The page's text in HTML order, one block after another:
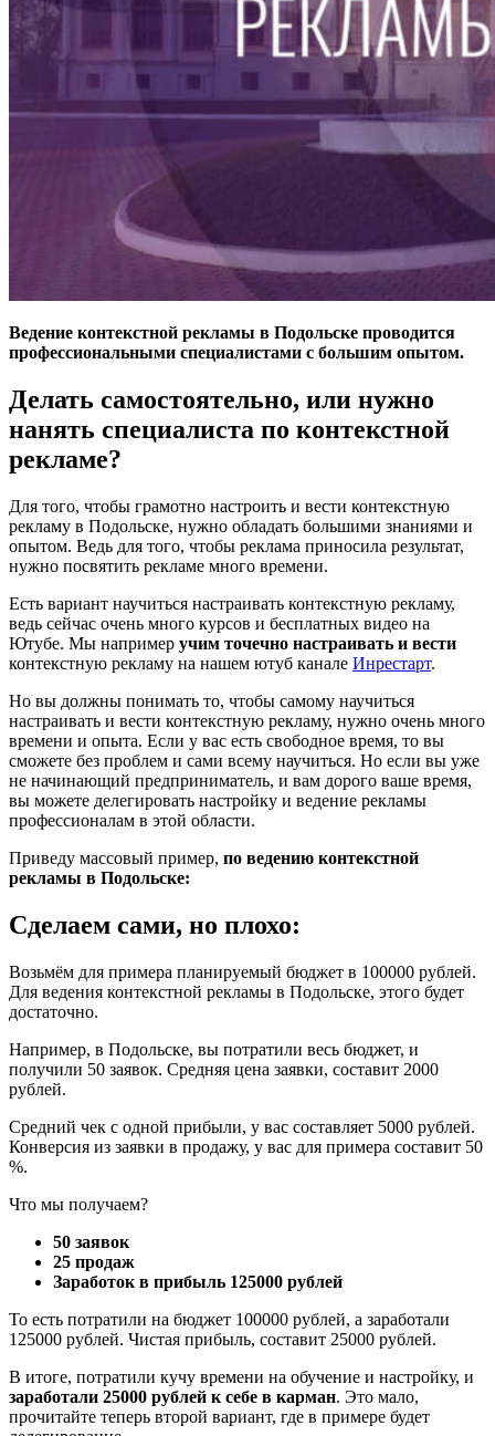
Ведение контекстной рекламы в Подольске проводится
профессиональными специалистами с большим опытом.
Делать самостоятельно, или нужно
нанять специалиста по контекстной
рекламе?
Для того, чтобы грамотно настроить и вести контекстную
рекламу в Подольске, нужно обладать большими знаниями и
опытом. Ведь для того, чтобы реклама приносила результат,
нужно посвятить рекламе много времени.
Есть вариант научиться настраивать контекстную рекламу,
ведь сейчас очень много курсов и бесплатных видео на
Ютубе. Мы например учим точечно настраивать и вести
контекстную рекламу на нашем ютуб канале Инрестарт.
Но вы должны понимать то, чтобы самому научиться
настраивать и вести контекстную рекламу, нужно очень много
времени и опыта. Если у вас есть свободное время, то вы
сможете без проблем и сами всему научиться. Но если вы уже
не начинающий предприниматель, и вам дорого ваше время,
вы можете делегировать настройку и ведение рекламы
профессионалам в этой области.
Приведу массовый пример, по ведению контекстной
рекламы в Подольске:
Сделаем сами, но плохо:
Возьмём для примера планируемый бюджет в 100000 рублей.
Для ведения контекстной рекламы в Подольске, этого будет
достаточно.
Например, в Подольске, вы потратили весь бюджет, и
получили 50 заявок. Средняя цена заявки, составит 2000
рублей.
Средний чек с одной прибыли, у вас составляет 5000 рублей.
Конверсия из заявки в продажу, у вас для примера составит 50
%.
Что мы получаем?
50 заявок
25 продаж
Заработок в прибыль 125000 рублей
То есть потратили на бюджет 100000 рублей, а заработали
125000 рублей. Чистая прибыль, составит 25000 рублей.
В итоге, потратили кучу времени на обучение и настройку, и
заработали 25000 рублей к себе в карман. Это мало,
прочитайте теперь второй вариант, где в примере будет